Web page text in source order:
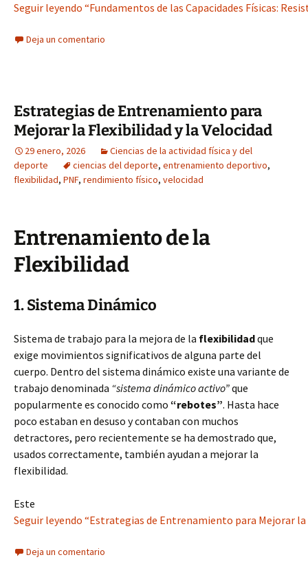
Seguir leyendo “Fundamentos de las Capacidades Físicas:
Deja un comentario
Estrategias de Entrenamiento para
Mejorar la Flexibilidad y la Velocidad
29 enero, 2026
Ciencias de la actividad física y del
deporte
ciencias del deporte, entrenamiento deportivo,
flexibilidad, PNF, rendimiento físico, velocidad
Entrenamiento de la
Flexibilidad
1. Sistema Dinámico
Sistema de trabajo para la mejora de la flexibilidadque
exige movimientos significativos de alguna parte del
cuerpo. Dentro del sistema dinámico existe una variante de
trabajo denominada “sistema dinámico activo”que
popularmente es conocido como “rebotes”. Hasta hace
poco estaban en desuso y contaban con muchos
detractores, pero recientemente se ha demostrado que,
usados correctamente, también ayudan a mejorar la
flexibilidad.
Este
Seguir leyendo “Estrategias de Entrenamiento para Mejorar la
Deja un comentario